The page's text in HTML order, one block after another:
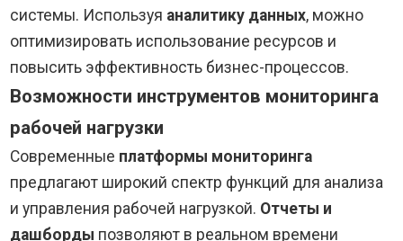
системы. Используя аналитику данных, можно
оптимизировать использование ресурсов и
повысить эффективность бизнес-процессов.
Возможности инструментов мониторинга
рабочей нагрузки
Современные платформы мониторинга
предлагают широкий спектр функций для анализа
и управления рабочей нагрузкой. Отчеты и
дашборды позволяют в реальном времени